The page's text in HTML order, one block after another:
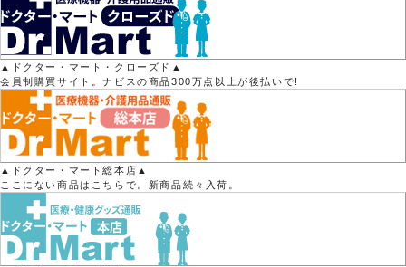
▲ドクター・マート・クローズド▲
会員制購買サイト。ナビスの商品300万点以上が後払いで!
▲ドクター・マート総本店▲
ここにない商品はこちらで。新商品続々入荷。